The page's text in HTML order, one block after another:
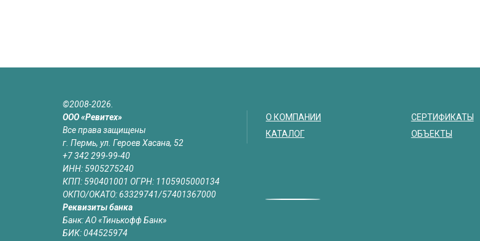
©2008-2026.
ООО «Ревитех»
Все права защищены
г. Пермь, ул. Героев Хасана, 52
+7 342 299-99-40
ИНН: 5905275240
КПП: 590401001 ОГРН: 1105905000134
ОКПО/ОКАТО: 63329741/57401367000
Реквизиты банка
Банк: АО «Тинькофф Банк»
БИК: 044525974
О КОМПАНИИ
КАТАЛОГ
СЕРТИФИКАТЫ
ОБЪЕКТЫ